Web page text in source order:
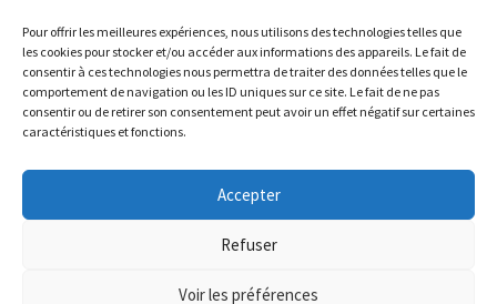
Pour offrir les meilleures expériences, nous utilisons des technologies telles que
les cookies pour stocker et/ou accéder aux informations des appareils. Le fait de
consentir à ces technologies nous permettra de traiter des données telles que le
comportement de navigation ou les ID uniques sur ce site. Le fait de ne pas
consentir ou de retirer son consentement peut avoir un effet négatif sur certaines
caractéristiques et fonctions.
Accepter
Refuser
Voir les préférences
PMA police
prévention
santé
sida trans transphobie UE
Union européenne
vih
violences visibilité élections
S'inscrire à la Newsletter